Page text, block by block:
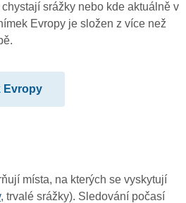
srážky nebo kde aktuálně v
Evropy je složen z více než
Evropy
místa, na kterých se vyskytují
, trvalé srážky). Sledování počasí